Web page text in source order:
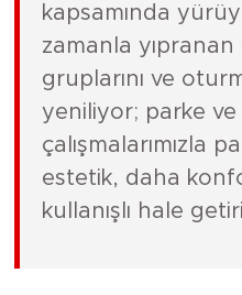
kapsamında
zamanla
gruplarını ve
yeniliyor; parke
çalışmalarımızla
estetik, daha
kullanışlı hale